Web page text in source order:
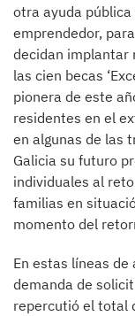
otra ayuda
emprendedor,
decidan implantar
las cien becas
pionera de este
residentes en el
en algunas de las
Galicia su futuro
individuales al
familias en
momento del
En estas líneas
demanda de
repercutió el total